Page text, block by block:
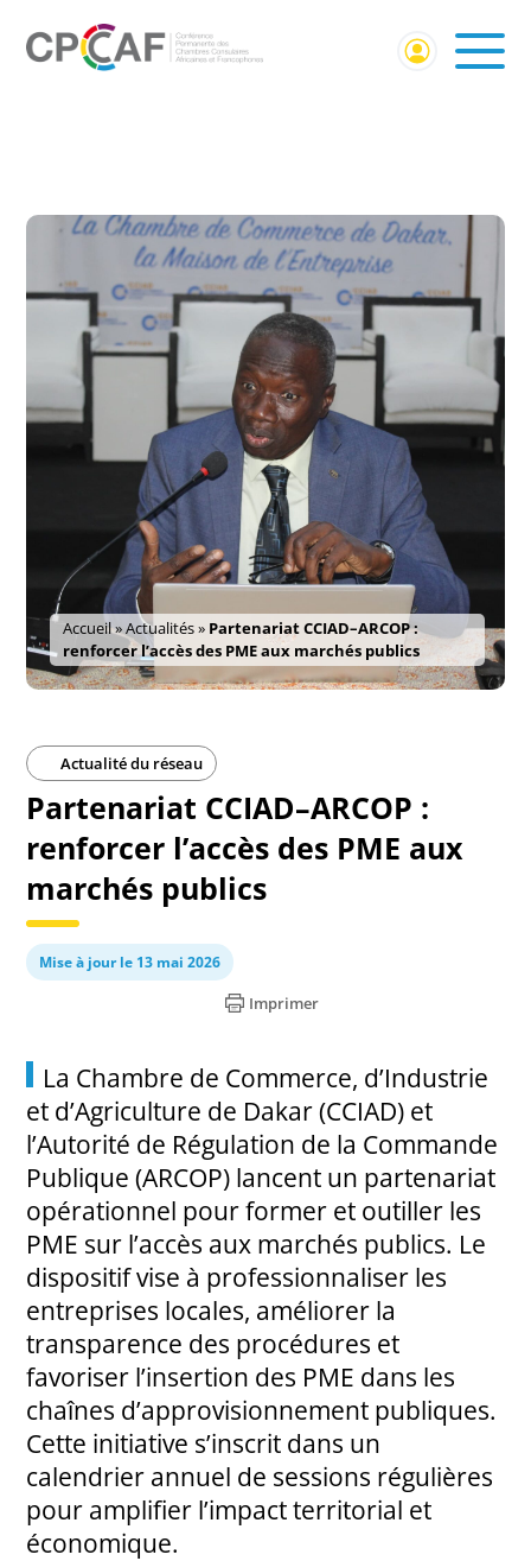
Accueil»Actualités» Partenariat CCIAD–ARCOP :
renforcer l’accès des PME aux marchés publics
Actualité du réseau
Partenariat CCIAD–ARCOP :
renforcer l’accès des PME aux
marchés publics
Mise à jour le 13 mai 2026
Imprimer
La Chambre de Commerce, d’Industrie
et d’Agriculture de Dakar (CCIAD) et
l’Autorité de Régulation de la Commande
Publique (ARCOP) lancent un partenariat
opérationnel pour former et outiller les
PME sur l’accès aux marchés publics. Le
dispositif vise à professionnaliser les
entreprises locales, améliorer la
transparence des procédures et
favoriser l’insertion des PME dans les
chaînes d’approvisionnement publiques.
Cette initiative s’inscrit dans un
calendrier annuel de sessions régulières
pour amplifier l’impact territorial et
économique.